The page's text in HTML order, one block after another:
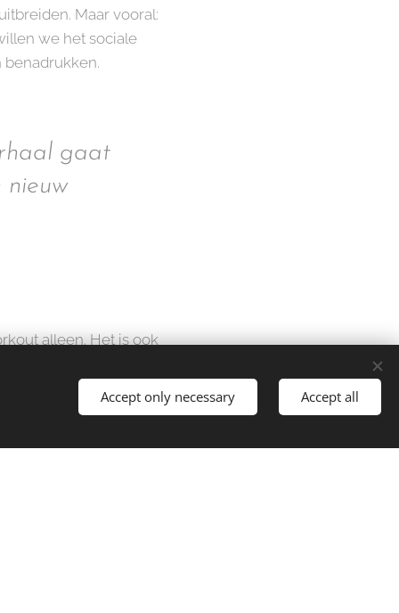
Maar vooral:
we het sociale
benadrukken.
gaat
nieuw
alleen. Het is ook
Het is een
gezellige 'vibe' die
Accept only necessary Accept all